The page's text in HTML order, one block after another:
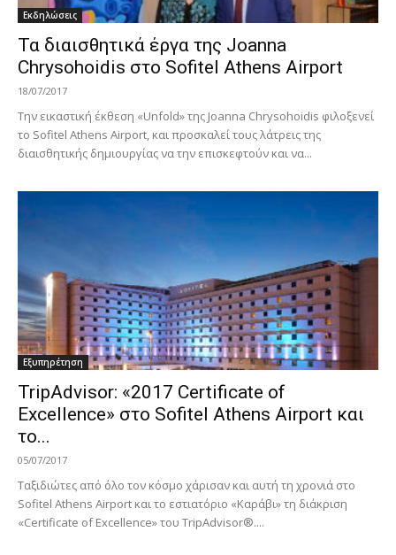
Εκδηλώσεις
Τα διαισθητικά έργα της Joanna
Chrysohoidis στο Sofitel Athens Airport
18/07/2017
Την εικαστική έκθεση «Unfold» της Joanna Chrysohoidis φιλοξενεί
το Sofitel Athens Airport, και προσκαλεί τους λάτρεις της
διαισθητικής δημιουργίας να την επισκεφτούν και να...
Εξυπηρέτηση
TripAdvisor: «2017 Certificate of
Excellence» στο Sofitel Athens Airport και
το...
05/07/2017
Ταξιδιώτες από όλο τον κόσμο χάρισαν και αυτή τη χρονιά στο
Sofitel Athens Airport και το εστιατόριο «Καράβι» τη διάκριση
«Certificate of Excellence» του TripAdvisor®....